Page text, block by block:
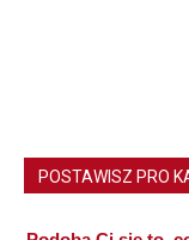
POSTAWISZ PRO